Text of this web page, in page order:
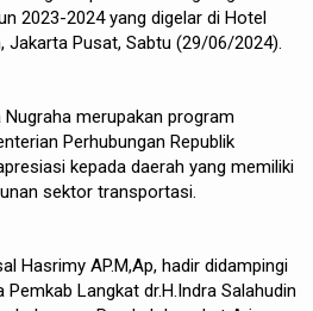
2023-2024 yang digelar di Hotel
Jakarta Pusat, Sabtu (29/06/2024).
merupakan program
Perhubungan Republik
kepada daerah yang memiliki
sektor transportasi.
Hasrimy AP.M,Ap, hadir didampingi
Langkat dr.H.Indra Salahudin